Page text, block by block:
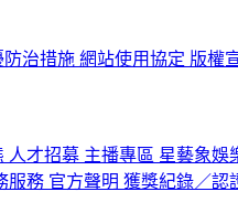
防治措施 網站使用協定 版權
人才招募 主播專區 星藝象娛
服務 官方聲明 獲獎紀錄／認